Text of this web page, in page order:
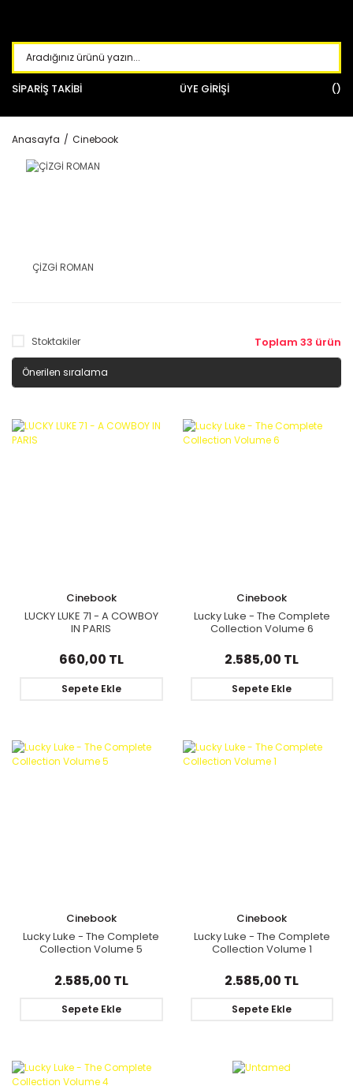
SİPARİŞ TAKİBİ ÜYE GİRİŞİ
Anasayfa Cinebook
ÇİZGİ ROMAN
Stoktakiler Toplam 33 ürün
Cinebook
LUCKY LUKE 71 - A COWBOY
IN PARIS
660,00 TL
Sepete Ekle
Cinebook
Lucky Luke - The Complete
Collection Volume 6
2.585,00 TL
Sepete Ekle
Cinebook
Lucky Luke - The Complete
Collection Volume 5
2.585,00 TL
Sepete Ekle
Cinebook
Lucky Luke - The Complete
Collection Volume 1
2.585,00 TL
Sepete Ekle